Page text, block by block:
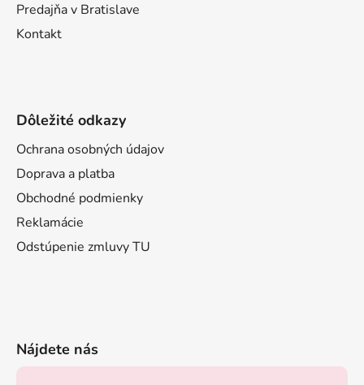
Predajňa v Bratislave
Kontakt
Dôležité odkazy
Ochrana osobných údajov
Doprava a platba
Obchodné podmienky
Reklamácie
Odstúpenie zmluvy TU
Nájdete nás